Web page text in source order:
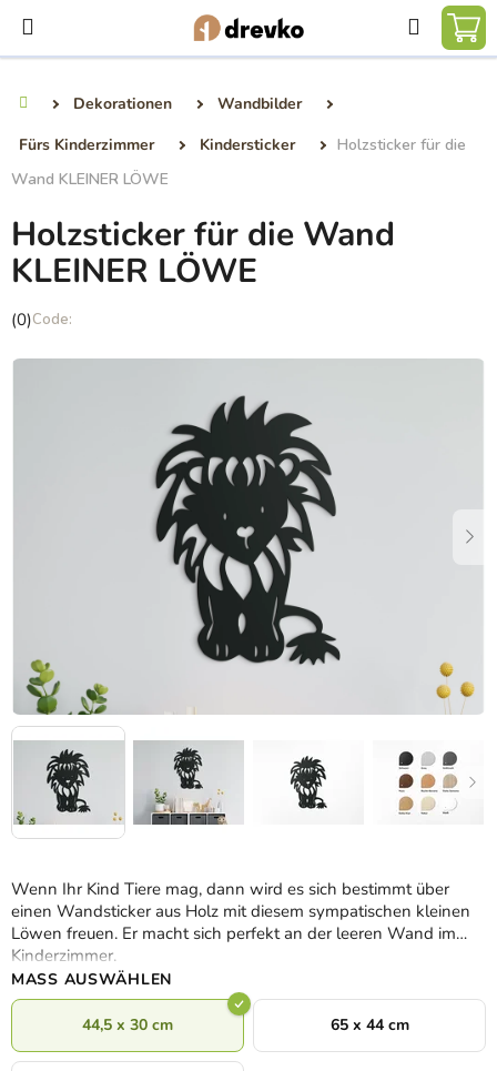
Inhalt
springen
Suchen
Dekorationen
Wandbilder
Fürs Kinderzimmer
Kindersticker
Holzsticker für die
Wand KLEINER LÖWE
Wenn Ihr Kind Tiere mag, dann wird es sich bestimmt über
einen Wandsticker aus Holz mit diesem sympatischen kleinen
Löwen freuen. Er macht sich perfekt an der leeren Wand im
Kinderzimmer.
MASS AUSWÄHLEN
44,5 x 30 cm 65 x 44 cm
Holzsticker für die Wand
KLEINER LÖWE
Die
Produktbewertung
(0)